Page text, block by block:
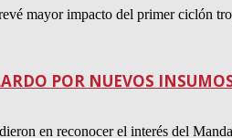
mayor impacto del primer ciclón
POR NUEVOS
en reconocer el interés del